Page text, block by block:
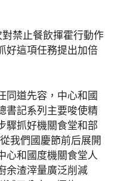
禁止餐飲揮霍行動作
好這項任務提出加倍
同道先容，中心和國
書記系列主要唆使精
驟抓好機關食堂和部
我們國慶節前后展開
心和國度機關食堂人
余渣滓量廣泛削減